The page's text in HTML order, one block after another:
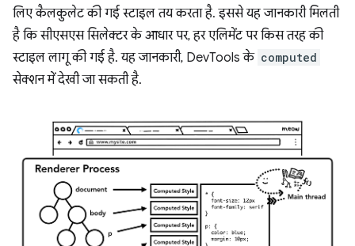
लिए कैलकुलेट की गई स्टाइल तय करता है. इससे यह जानकारी मिलती
है कि सीएसएस सिलेक्टर के आधार पर, हर एलिमेंट पर किस तरह की
स्टाइल लागू की गई है. यह जानकारी, DevTools के computed
सेक्शन में देखी जा सकती है.